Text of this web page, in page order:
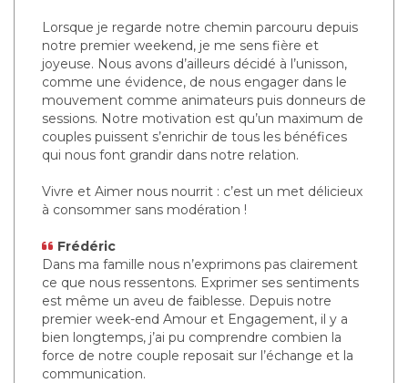
Lorsque je regarde notre chemin parcouru depuis
notre premier weekend, je me sens fière et
joyeuse. Nous avons d’ailleurs décidé à l’unisson,
comme une évidence, de nous engager dans le
mouvement comme animateurs puis donneurs de
sessions. Notre motivation est qu’un maximum de
couples puissent s’enrichir de tous les bénéfices
qui nous font grandir dans notre relation.
Vivre et Aimer nous nourrit : c’est un met délicieux
à consommer sans modération !
Frédéric
Dans ma famille nous n’exprimons pas clairement
ce que nous ressentons. Exprimer ses sentiments
est même un aveu de faiblesse. Depuis notre
premier week-end Amour et Engagement, il y a
bien longtemps, j’ai pu comprendre combien la
force de notre couple reposait sur l’échange et la
communication.